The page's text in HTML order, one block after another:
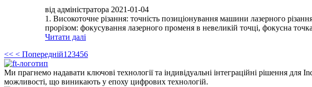
від адміністратора 2021-01-04
1. Високоточне різання: точність позиціонування машини лазерного
прорізом: фокусування лазерного променя в невеликій точці, фокусна
Читати далі
<< < Попередній1 23456
Ми прагнемо надавати ключові технології та індивідуальні інтеграційні рішення
можливості, що виникають у епоху цифрових технологій.